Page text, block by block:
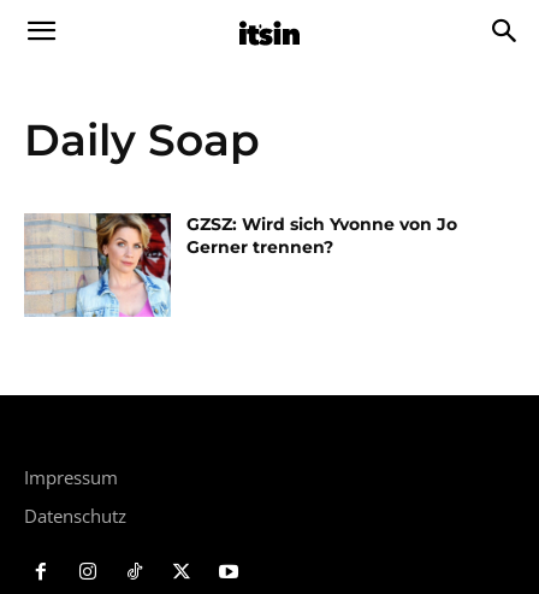
Daily Soap
GZSZ: Wird sich Yvonne von Jo
Gerner trennen?
Impressum
Datenschutz